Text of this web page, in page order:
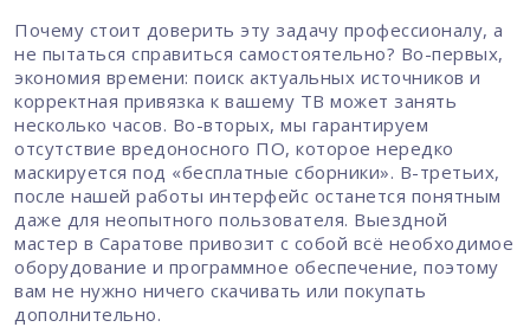
Почему стоит доверить эту задачу профессионалу, а
не пытаться справиться самостоятельно? Во-первых,
экономия времени: поиск актуальных источников и
корректная привязка к вашему ТВ может занять
несколько часов. Во-вторых, мы гарантируем
отсутствие вредоносного ПО, которое нередко
маскируется под «бесплатные сборники». В-третьих,
после нашей работы интерфейс останется понятным
даже для неопытного пользователя. Выездной
мастер в Саратове привозит с собой всё необходимое
оборудование и программное обеспечение, поэтому
вам не нужно ничего скачивать или покупать
дополнительно.